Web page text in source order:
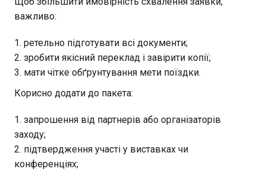
важливо:
ретельно підготувати всі документи;
зробити якісний переклад і завірити копії;
мати чітке обґрунтування мети поїздки.
Корисно додати до пакета:
запрошення від партнерів або організаторів
заходу;
підтвердження участі у виставках чи
конференціях;